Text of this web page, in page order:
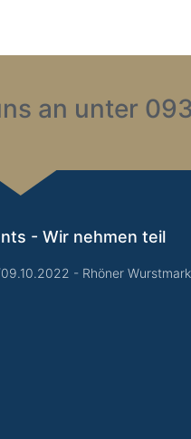
an unter
- Wir nehmen teil
- Rhöner